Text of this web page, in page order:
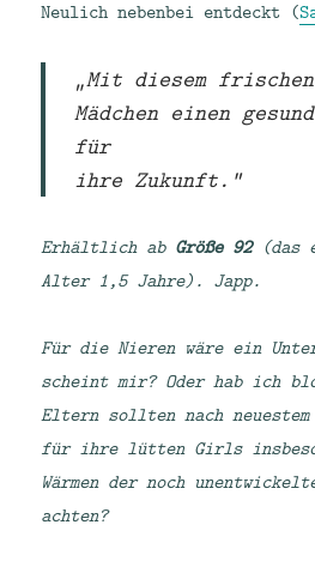
Neulich nebenbei entdeckt (
„Mit diesem
Mädchen einen
für
ihre Zukunft.“
Erhältlich ab Größe 92 (das
Alter 1,5 Jahre). Japp.
Für die Nieren wäre ein
scheint mir? Oder hab ich
Eltern sollten nach neuestem
für ihre lütten Girls
Wärmen der noch
achten?